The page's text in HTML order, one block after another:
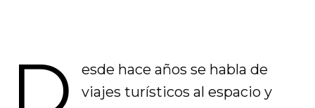
esde hace años se habla de
viajes turísticos al espacio y